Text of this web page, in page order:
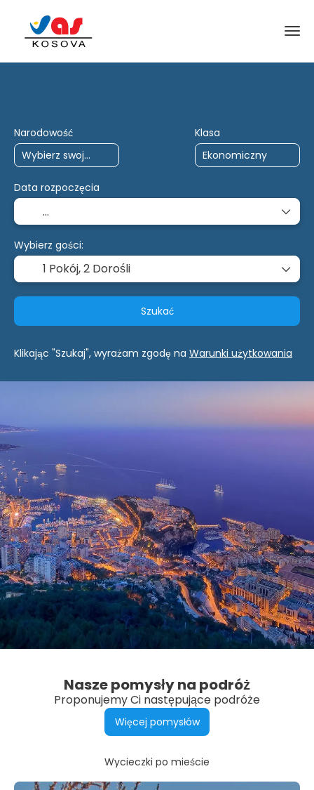
Narodowość Klasa
Data rozpoczęcia
Wybierz gości:
1 Pokój,2 Dorośli
Szukać
Klikając "Szukaj", wyrażam zgodę na Warunki użytkowania
Nasze pomysły na podróż
Proponujemy Ci następujące podróże
Więcej pomysłów
Wycieczki po mieście